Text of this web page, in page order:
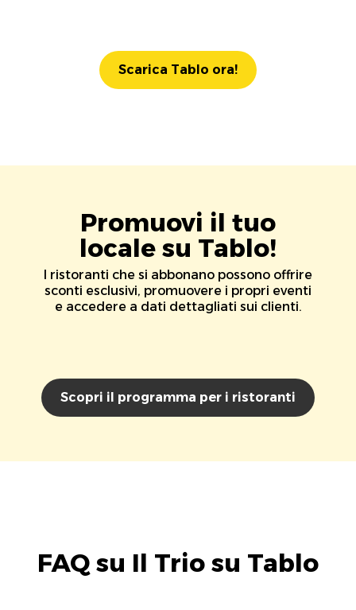
Scarica Tablo ora!
Promuovi il tuo
locale su Tablo!
I ristoranti che si abbonano possono offrire
sconti esclusivi, promuovere i propri eventi
e accedere a dati dettagliati sui clienti.
Scopri il programma per i ristoranti
FAQ su Il Trio su Tablo